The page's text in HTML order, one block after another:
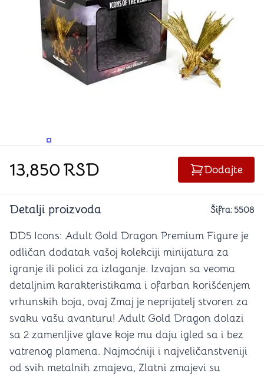
PROMENITE UGAO GLEDANJAPROMENITE UGAO GLEDANJA
13,850RSD Dodajte
Detalji proizvoda Šifra: 5508
DD5 Icons: Adult Gold Dragon Premium Figure je
odličan dodatak vašoj kolekciji minijatura za
igranje ili polici za izlaganje. Izvajan sa veoma
detaljnim karakteristikama i ofarban korišćenjem
vrhunskih boja, ovaj Zmaj je neprijatelj stvoren za
svaku vašu avanturu! Adult Gold Dragon dolazi
sa 2 zamenljive glave koje mu daju igled sa i bez
vatrenog plamena. Najmoćniji i najveličanstveniji
od svih metalnih zmajeva, Zlatni zmajevi su